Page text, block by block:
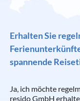
Erhalten Sie
spannende
Ja, ich möchte
resido GmbH